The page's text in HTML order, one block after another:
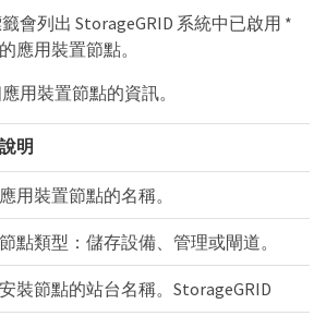
會列出 StorageGRID 系統中已啟用 *
應用裝置節點。
用裝置節點的資訊。
說明
應用裝置節點的名稱。
節點類型：儲存設備、管理或閘道。
安裝節點的站台名稱。StorageGRID